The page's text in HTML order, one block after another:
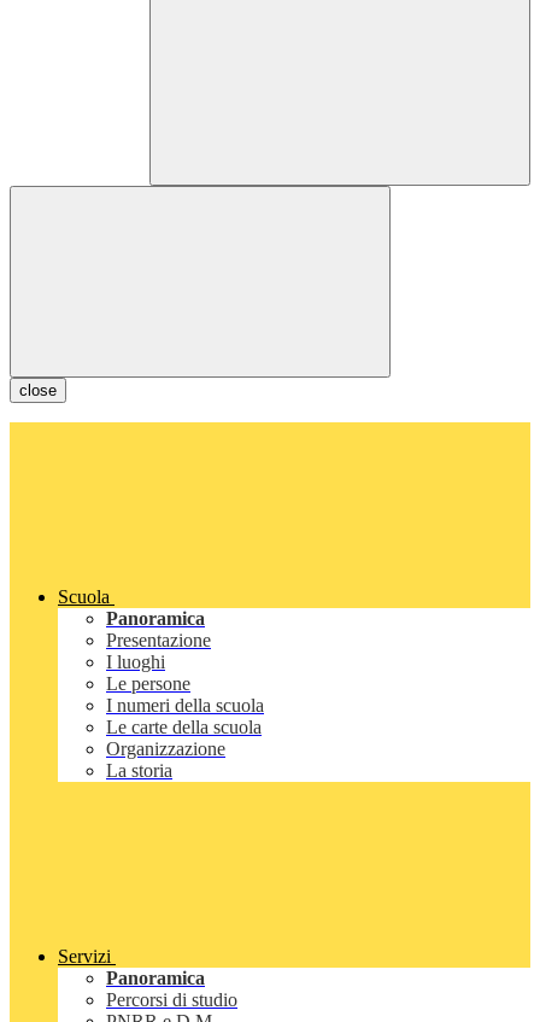
close
Scuola
Panoramica
Presentazione
I luoghi
Le persone
I numeri della scuola
Le carte della scuola
Organizzazione
La storia
Servizi
Panoramica
Percorsi di studio